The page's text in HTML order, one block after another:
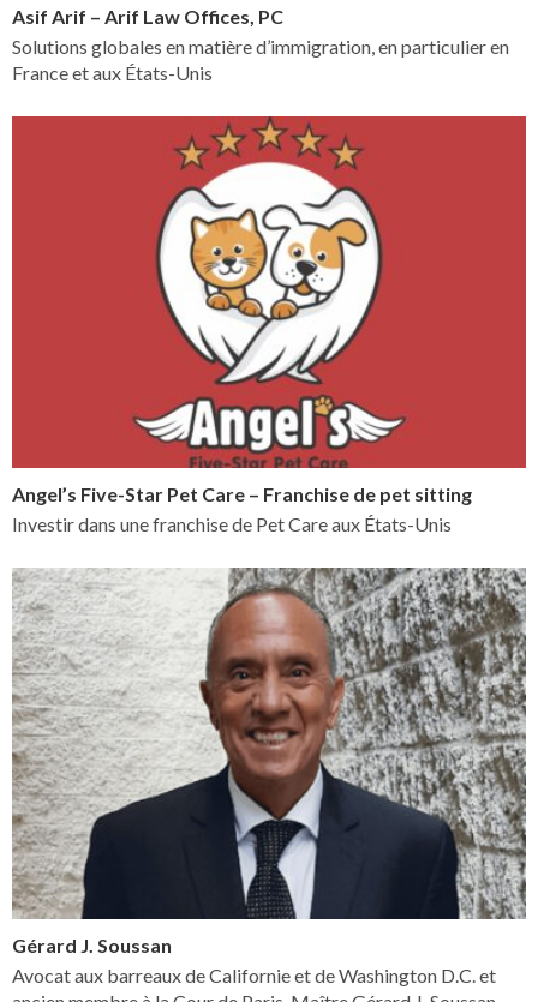
Asif Arif – Arif Law Offices, PC
Solutions globales en matière d’immigration, en particulier en
France et aux États-Unis
Angel’s Five-Star Pet Care – Franchise de pet sitting
Investir dans une franchise de Pet Care aux États-Unis
Gérard J. Soussan
Avocat aux barreaux de Californie et de Washington D.C. et